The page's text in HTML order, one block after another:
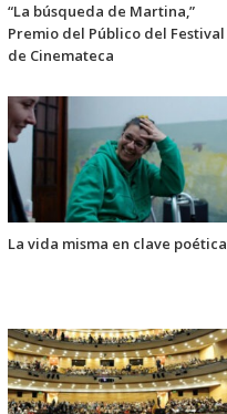
“La búsqueda de Martina,”
Premio del Público del Festival
de Cinemateca
La vida misma en clave poética